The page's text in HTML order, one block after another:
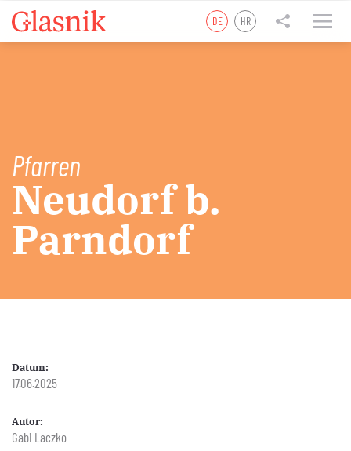
DE HR
Pfarren
Neudorf b.
Parndorf
Datum:
17.06.2025
Autor:
Gabi Laczko